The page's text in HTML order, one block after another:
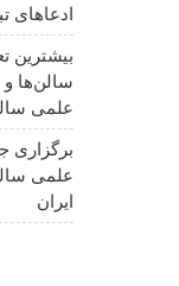
ادعاهای
بیشترین
سالن‌ها
علمی
برگزاری
علمی
ایران